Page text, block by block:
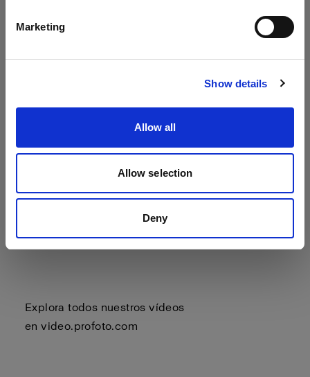
Marketing
Show details
Allow all
Allow selection
Deny
Visitar el sitio
¿Te has perdido los episodios anteriores?
Explora todos nuestros vídeos
envideo.profoto.com